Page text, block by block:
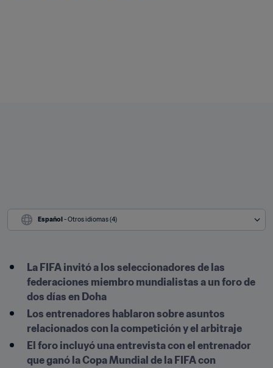
Español - Otros idiomas (4)
La FIFA invitó a los seleccionadores de las
federaciones miembro mundialistas a un foro de
dos días en Doha
Los entrenadores hablaron sobre asuntos
relacionados con la competición y el arbitraje
El foro incluyó una entrevista con el entrenador
que ganó la Copa Mundial de la FIFA con